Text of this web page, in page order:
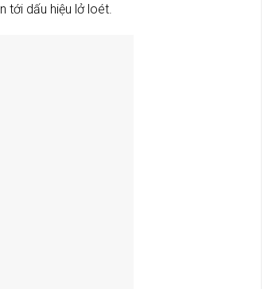
tới dấu hiệu lở loét.